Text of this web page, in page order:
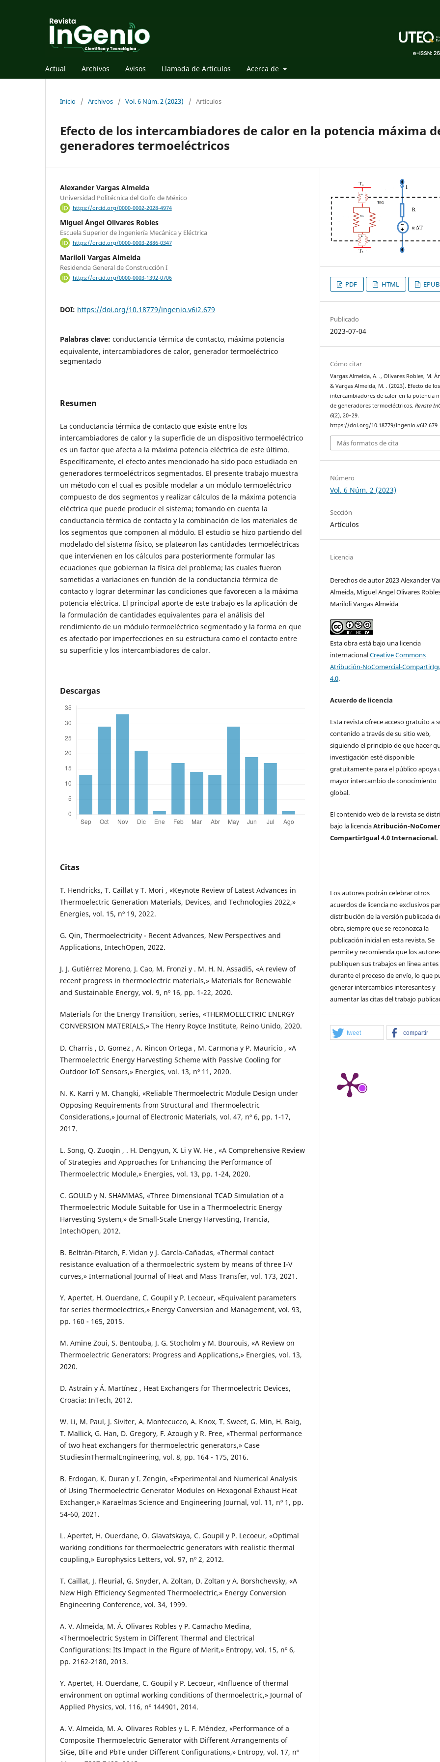
Actual Archivos Avisos Llamada de Artículos Acerca de
Inicio / Archivos / Vol. 6 Núm. 2 (2023) / Artículos
Efecto de los intercambiadores de calor en la potencia máxima
generadores termoeléctricos
Alexander Vargas Almeida
Universidad Politécnica del Golfo de México
https://orcid.org/0000-0002-2028-4974
Miguel Ángel Olivares Robles
Escuela Superior de Ingeniería Mecánica y Eléctrica
https://orcid.org/0000-0003-2886-0347
Mariloli Vargas Almeida
Residencia General de Construcción I
https://orcid.org/0000-0003-1392-0706
DOI: https://doi.org/10.18779/ingenio.v6i2.679
Palabras clave: conductancia térmica de contacto, máxima potencia
equivalente, intercambiadores de calor, generador termoeléctrico
segmentado
Resumen
La conductancia térmica de contacto que existe entre los
intercambiadores de calor y la superficie de un dispositivo termoeléctrico
es un factor que afecta a la máxima potencia eléctrica de este último.
Específicamente, el efecto antes mencionado ha sido poco estudiado en
generadores termoeléctricos segmentados. El presente trabajo muestra
un método con el cual es posible modelar a un módulo termoeléctrico
compuesto de dos segmentos y realizar cálculos de la máxima potencia
eléctrica que puede producir el sistema; tomando en cuenta la
conductancia térmica de contacto y la combinación de los materiales de
los segmentos que componen al módulo. El estudio se hizo partiendo del
modelado del sistema físico, se platearon las cantidades termoeléctricas
que intervienen en los cálculos para posteriormente formular las
ecuaciones que gobiernan la física del problema; las cuales fueron
sometidas a variaciones en función de la conductancia térmica de
contacto y lograr determinar las condiciones que favorecen a la máxima
potencia eléctrica. El principal aporte de este trabajo es la aplicación de
la formulación de cantidades equivalentes para el análisis del
rendimiento de un módulo termoeléctrico segmentado y la forma en que
es afectado por imperfecciones en su estructura como el contacto entre
su superficie y los intercambiadores de calor.
Descargas
Citas
T. Hendricks, T. Caillat y T. Mori , «Keynote Review of Latest Advances in
Thermoelectric Generation Materials, Devices, and Technologies 2022,»
Energies, vol. 15, nº 19, 2022.
G. Qin, Thermoelectricity - Recent Advances, New Perspectives and
Applications, IntechOpen, 2022.
J. J. Gutiérrez Moreno, J. Cao, M. Fronzi y . M. H. N. Assadi5, «A review of
recent progress in thermoelectric materials,» Materials for Renewable
and Sustainable Energy, vol. 9, nº 16, pp. 1-22, 2020.
Materials for the Energy Transition, series, «THERMOELECTRIC ENERGY
CONVERSION MATERIALS,» The Henry Royce Institute, Reino Unido, 2020.
D. Charris , D. Gomez , A. Rincon Ortega , M. Carmona y P. Mauricio , «A
Thermoelectric Energy Harvesting Scheme with Passive Cooling for
Outdoor IoT Sensors,» Energies, vol. 13, nº 11, 2020.
N. K. Karri y M. Changki, «Reliable Thermoelectric Module Design under
Opposing Requirements from Structural and Thermoelectric
Considerations,» Journal of Electronic Materials, vol. 47, nº 6, pp. 1-17,
2017.
L. Song, Q. Zuoqin , . H. Dengyun, X. Li y W. He , «A Comprehensive Review
of Strategies and Approaches for Enhancing the Performance of
Thermoelectric Module,» Energies, vol. 13, pp. 1-24, 2020.
C. GOULD y N. SHAMMAS, «Three Dimensional TCAD Simulation of a
Thermoelectric Module Suitable for Use in a Thermoelectric Energy
Harvesting System,» de Small-Scale Energy Harvesting, Francia,
IntechOpen, 2012.
B. Beltrán-Pitarch, F. Vidan y J. García-Cañadas, «Thermal contact
resistance evaluation of a thermoelectric system by means of three I-V
curves,» International Journal of Heat and Mass Transfer, vol. 173, 2021.
Y. Apertet, H. Ouerdane, C. Goupil y P. Lecoeur, «Equivalent parameters
for series thermoelectrics,» Energy Conversion and Management, vol. 93,
pp. 160 - 165, 2015.
M. Amine Zoui, S. Bentouba, J. G. Stocholm y M. Bourouis, «A Review on
Thermoelectric Generators: Progress and Applications,» Energies, vol. 13,
2020.
D. Astrain y Á. Martínez , Heat Exchangers for Thermoelectric Devices,
Croacia: InTech, 2012.
W. Li, M. Paul, J. Siviter, A. Montecucco, A. Knox, T. Sweet, G. Min, H. Baig,
T. Mallick, G. Han, D. Gregory, F. Azough y R. Free, «Thermal performance
of two heat exchangers for thermoelectric generators,» Case
StudiesinThermalEngineering, vol. 8, pp. 164 - 175, 2016.
B. Erdogan, K. Duran y I. Zengin, «Experimental and Numerical Analysis
of Using Thermoelectric Generator Modules on Hexagonal Exhaust Heat
Exchanger,» Karaelmas Science and Engineering Journal, vol. 11, nº 1, pp.
54-60, 2021.
L. Apertet, H. Ouerdane, O. Glavatskaya, C. Goupil y P. Lecoeur, «Optimal
working conditions for thermoelectric generators with realistic thermal
coupling,» Europhysics Letters, vol. 97, nº 2, 2012.
T. Caillat, J. Fleurial, G. Snyder, A. Zoltan, D. Zoltan y A. Borshchevsky, «A
New High Efficiency Segmented Thermoelectric,» Energy Conversion
Engineering Conference, vol. 34, 1999.
A. V. Almeida, M. Á. Olivares Robles y P. Camacho Medina,
«Thermoelectric System in Different Thermal and Electrical
Configurations: Its Impact in the Figure of Merit,» Entropy, vol. 15, nº 6,
pp. 2162-2180, 2013.
Y. Apertet, H. Ouerdane, C. Goupil y P. Lecoeur, «Influence of thermal
environment on optimal working conditions of thermoelectric,» Journal of
Applied Physics, vol. 116, nº 144901, 2014.
A. V. Almeida, M. A. Olivares Robles y L. F. Méndez, «Performance of a
Composite Thermoelectric Generator with Different Arrangements of
SiGe, BiTe and PbTe under Different Configurations,» Entropy, vol. 17, nº
PDF HTML EPUB
Publicado
2023-07-04
Cómo citar
Vargas Almeida, A. ., Olivares Robles, M.
& Vargas Almeida, M. . (2023). Efecto de los
intercambiadores de calor en la potencia
de generadores termoeléctricos.Revista
6(2), 20–29.
https://doi.org/10.18779/ingenio.v6i2.679
Más formatos de cita
Número
Vol. 6 Núm. 2 (2023)
Sección
Artículos
Licencia
Derechos de autor 2023 Alexander
Almeida, Miguel Angel Olivares
Mariloli Vargas Almeida
Esta obra está bajo una licencia
internacionalCreative Commons
Atribución-NoComercial-
4.0.
Acuerdo de licencia
Esta revista ofrece acceso gratuito a
contenido a través de su sitio web,
siguiendo el principio de que hacer
investigación esté disponible
gratuitamente para el público apoya
mayor intercambio de conocimiento
global.
El contenido web de la revista se
bajo la licenciaAtribución-
CompartirIgual 4.0 Internacional.
Los autores podrán celebrar otros
acuerdos de licencia no exclusivos
distribución de la versión publicada
obra, siempre que se reconozca la
publicación inicial en esta revista. Se
permite y recomienda que los
publiquen sus trabajos en línea antes
durante el proceso de envío, lo que
generar intercambios interesantes y
aumentar las citas del trabajo
tweet compartir